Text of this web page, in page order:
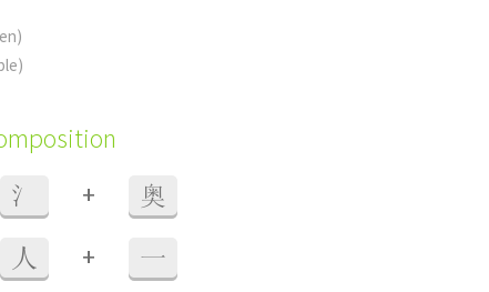
氵 + 奥
人 + 一